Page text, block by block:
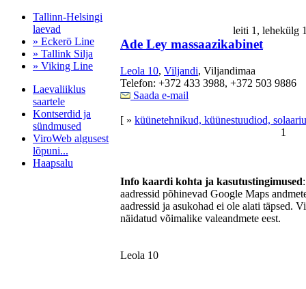
Tallinn-Helsingi
laevad
» Eckerö Line
» Tallink Silja
» Viking Line
Laevaliiklus
saartele
Kontserdid ja
sündmused
ViroWeb algusest
lõpuni...
Haapsalu
leiti 1,
Ade Ley massaazikabinet
Leola 10, Viljandi, Viljandimaa
Telefon: +372 433 3988, +372 503 9886
Saada e-mail
[ » küünetehnikud, küünestuudiod,
1
Info kaardi kohta ja kasutustingimused
aadressid põhinevad Google Maps
aadressid ja asukohad ei ole alati täpsed.
näidatud võimalike valeandmete eest.
Leola 10